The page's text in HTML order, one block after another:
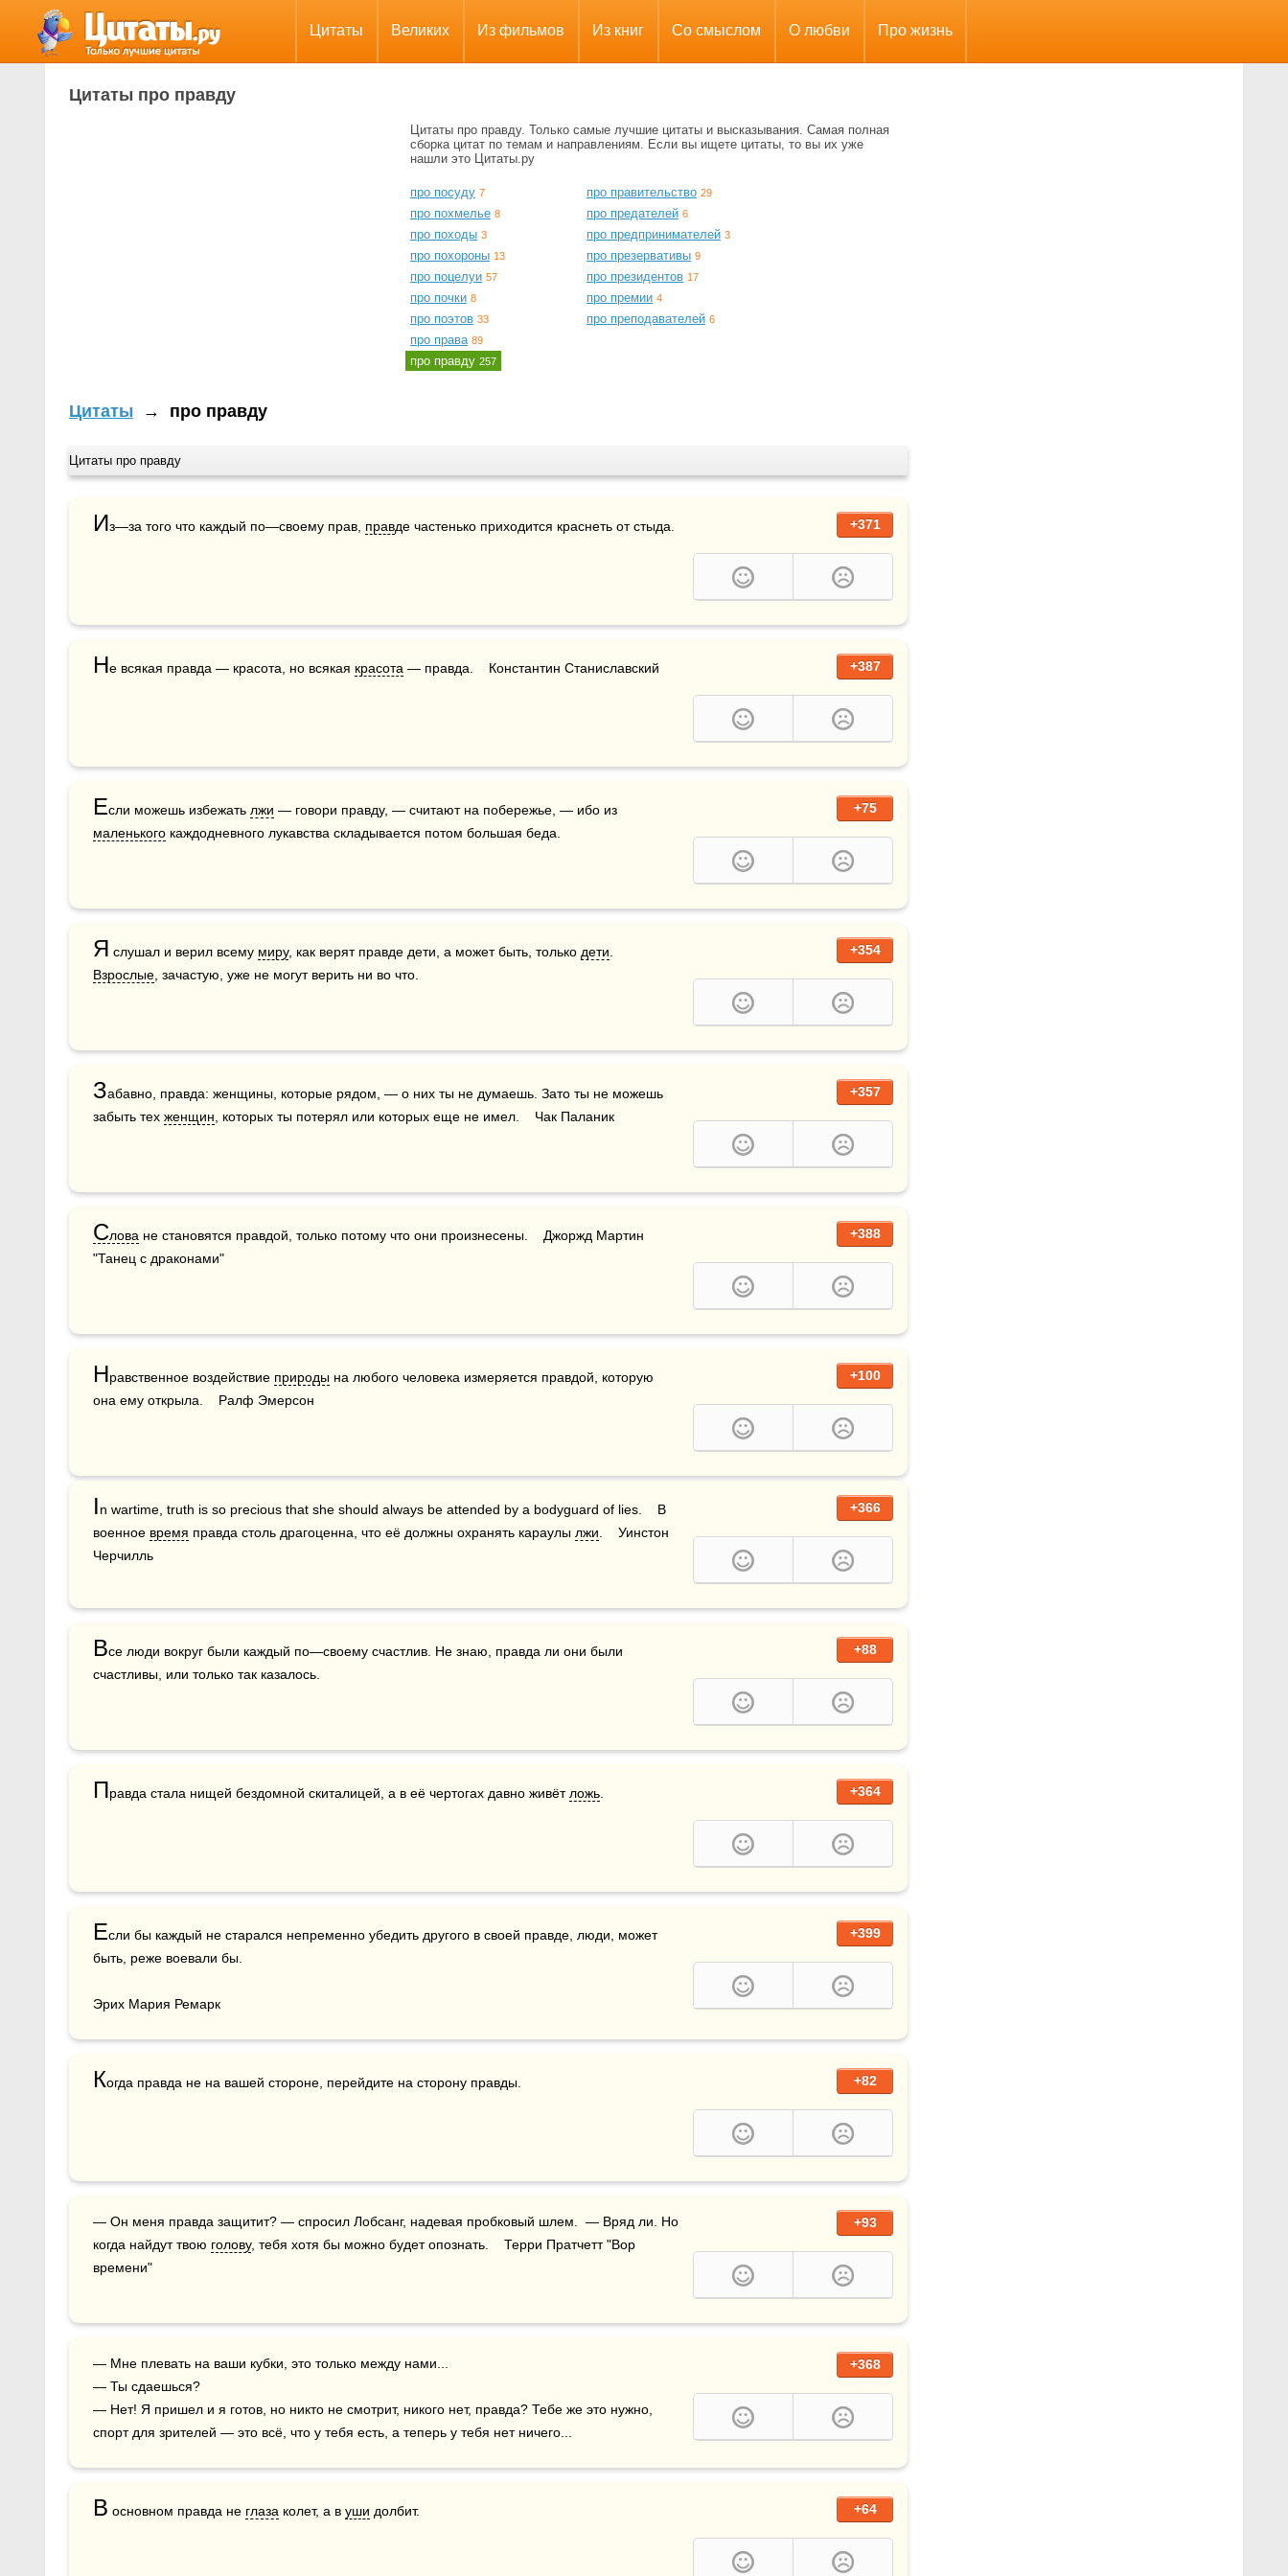
Цитаты Великих Из фильмов Из книг Со смыслом О любви Про жизнь
Цитаты про правду
Цитаты про правду. Только самые лучшие цитаты и высказывания. Самая полная
сборка цитат по темам и направлениям. Если вы ищете цитаты, то вы их уже
нашли это Цитаты.ру
про посуду 7
про похмелье 8
про походы 3
про похороны 13
про поцелуи 57
про почки 8
про поэтов 33
про права 89
про правду 257
про правительство 29
про предателей 6
про предпринимателей 3
про презервативы 9
про президентов 17
про премии 4
про преподавателей 6
Цитаты → про правду
Цитаты про правду
+371
Из—за того что каждый по—своему прав, правде частенько приходится краснеть от стыда.
+387
Не всякая правда — красота, но всякая красота — правда.    Константин Станиславский
+75
Если можешь избежать лжи
маленького каждодневного лукавства складывается потом большая беда.
+354
Я слушал и верил всему миру, как верят правде дети, а может быть, только дети
Взрослые , зачастую, уже не могут верить ни во что.
+357
Забавно, правда: женщины, которые рядом, — о них ты не думаешь. Зато ты не можешь
забыть тех женщин , которых ты потерял или которых еще не имел.    Чак Паланик
+388
Слова не становятся правдой, только потому что они произнесены.    Джоржд Мартин
"Танец с драконами"
+100
Нравственное воздействие природы на любого человека измеряется правдой, которую
она ему открыла.    Ралф Эмерсон
+366
In wartime, truth is so precious that she should always be attended by a bodyguard of lies.    В
военное время правда столь драгоценна, что её должны охранять караулы лжи .    Уинстон
Черчилль
+88
Все люди вокруг были каждый по—своему счастлив. Не знаю, правда ли они были
счастливы, или только так казалось.
+364
Правда стала нищей бездомной скиталицей, а в её чертогах давно живёт ложь
+399
Если бы каждый не старался непременно убедить другого в своей правде, люди, может
быть, реже воевали бы.
Эрих Мария Ремарк
+82
Когда правда не на вашей стороне, перейдите на сторону правды.
+93
— Он меня правда защитит? — спросил Лобсанг, надевая пробковый шлем.  — Вряд ли. Но
когда найдут твою голову, тебя хотя бы можно будет опознать.    Терри Пратчетт "Вор
времени"
+368
— Мне плевать на ваши кубки, это только между нами...
— Ты сдаешься?
— Нет! Я пришел и я готов, но никто не смотрит, никого нет, правда? Тебе же это нужно,
спорт для зрителей — это всё, что у тебя есть, а теперь у тебя нет ничего...
+64
В основном правда не глаза колет, а в уши долбит.